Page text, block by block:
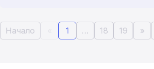
Начало 1 … 18 19 »